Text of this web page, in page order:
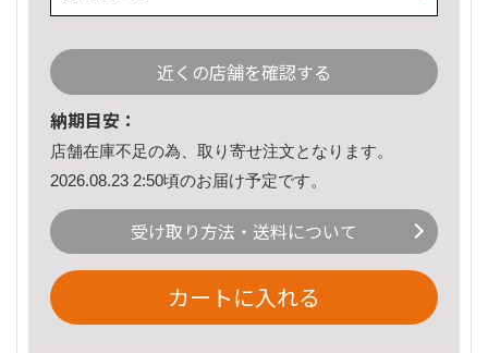
近くの店舗を確認する
納期目安：
店舗在庫不足の為、取り寄せ注文となります。
2026.08.23 2:50頃のお届け予定です。
受け取り方法・送料について
カートに入れる